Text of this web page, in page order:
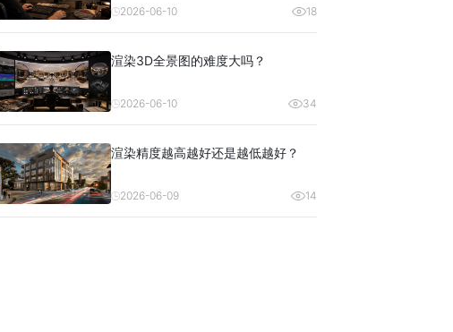
2026-06-10 18
渲染3D全景图的难度大吗？
2026-06-10 34
渲染精度越高越好还是越低越好？
2026-06-09 14